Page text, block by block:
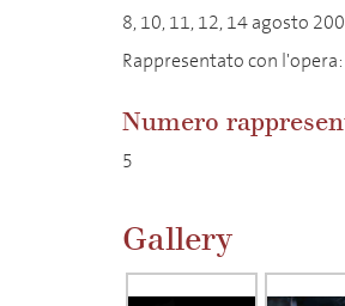
8, 10, 11, 12, 14 agosto
Rappresentato con l'opera:
Numero
5
Gallery